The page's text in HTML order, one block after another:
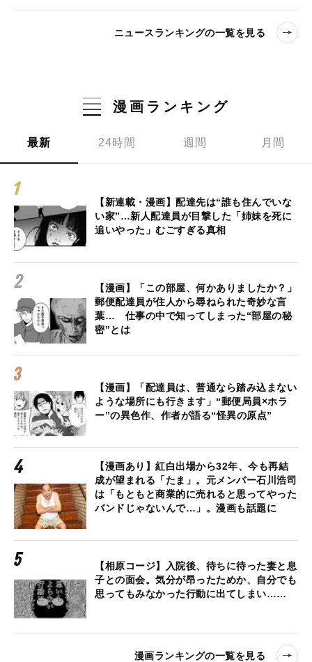
ニュースランキングの一覧を見る
漫画ランキング
最新 24時間 週間 月間
【新連載・漫画】配達先は“誰も住んでいな
い家”…新人配達員が目撃した「姉妹を死に
追いやった」むごすぎる真相
【漫画】「この部屋、何かありましたか？」
郵便配達員が住人から尋ねられた奇妙な言
葉… 仕事の中で知ってしまった“部屋の秘
密”とは
【漫画】「配達員は、普通なら踏み込まない
ような場所にも行きます」“郵便局員×ホラ
ー”の異色作、作者が語る“怪異の原点”
【漫画あり】紅白出場から32年、今も再結
成が望まれる「たま」。元メンバー石川浩司
は「もともと商業的に売れると思ってやった
バンドじゃないんで…」。漫画も話題に
【相原コージ】入院後、待ちに待った妻と息
子との面会。気分が昂ったためか、自分でも
思ってもみなかった行動に出てしまい……
漫画ランキングの一覧を見る